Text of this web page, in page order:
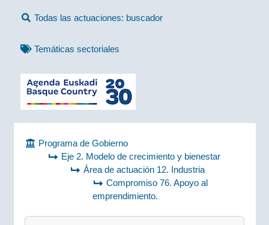
Todas las actuaciones: buscador
Temáticas sectoriales
Programa de Gobierno
Eje 2. Modelo de crecimiento y bienestar
Área de actuación 12. Industria
Compromiso 76. Apoyo al
emprendimiento.